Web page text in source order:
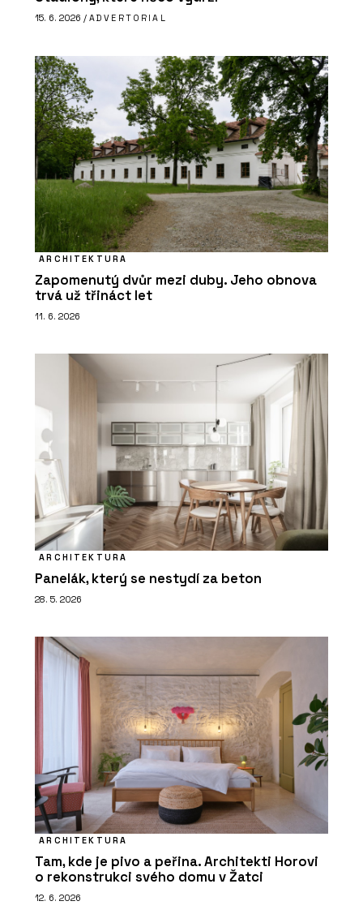
15. 6. 2026 / ADVERTORIAL
ARCHITEKTURA
Zapomenutý dvůr mezi duby. Jeho obnova
trvá už třináct let
11. 6. 2026
ARCHITEKTURA
Panelák, který se nestydí za beton
28. 5. 2026
ARCHITEKTURA
Tam, kde je pivo a peřina. Architekti Horovi
o rekonstrukci svého domu v Žatci
12. 6. 2026